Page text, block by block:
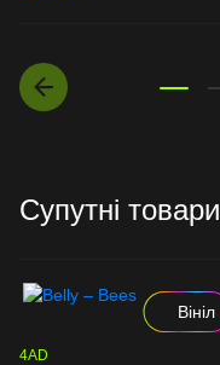
Супутні товари
Вініл
4AD